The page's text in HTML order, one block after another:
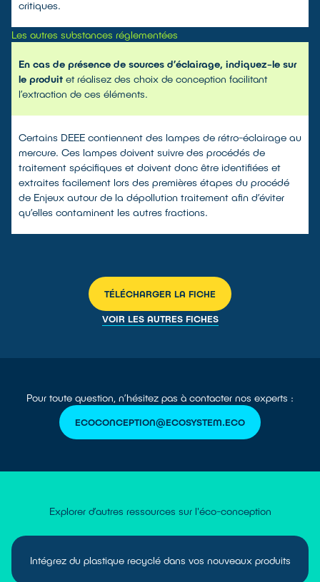
critiques.
Les autres substances réglementées
En cas de présence de sources d’éclairage, indiquez-le sur
le produit et réalisez des choix de conception facilitant
l’extraction de ces éléments.
Certains DEEE contiennent des lampes de rétro-éclairage au
mercure. Ces lampes doivent suivre des procédés de
traitement spécifiques et doivent donc être identifiées et
extraites facilement lors des premières étapes du procédé
de Enjeux autour de la dépollution traitement afin d’éviter
qu’elles contaminent les autres fractions.
TÉLÉCHARGER LA FICHE
VOIR LES AUTRES FICHES
Pour toute question, n’hésitez pas à contacter nos experts :
ECOCONCEPTION@ECOSYSTEM.ECO
Explorer d’autres ressources sur l'éco-conception
Intégrez du plastique recyclé dans vos nouveaux produits